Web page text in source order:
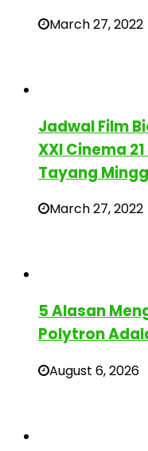
March 27, 2022
Jadwal Film
XXI Cinema
Tayang
March 27, 2022
5 Alasan
Polytron
August 6, 2026